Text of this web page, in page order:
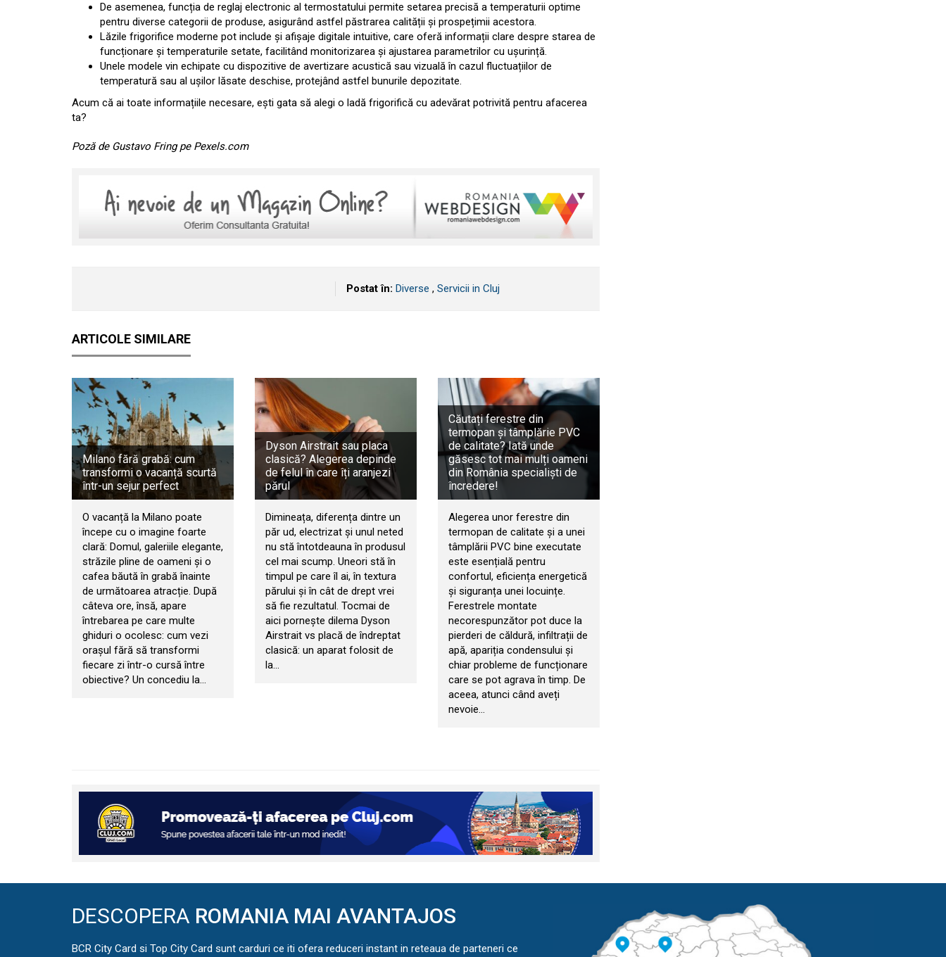
De asemenea, funcția de reglaj electronic al termostatului permite setarea precisă a temperaturii optime
pentru diverse categorii de produse, asigurând astfel păstrarea calității și prospețimii acestora.
Lăzile frigorifice moderne pot include și afișaje digitale intuitive, care oferă informații clare despre starea de
funcționare și temperaturile setate, facilitând monitorizarea și ajustarea parametrilor cu ușurință.
Unele modele vin echipate cu dispozitive de avertizare acustică sau vizuală în cazul fluctuațiilor de
temperatură sau al ușilor lăsate deschise, protejând astfel bunurile depozitate.
Acum că ai toate informațiile necesare, ești gata să alegi o ladă frigorifică cu adevărat potrivită pentru afacerea
ta?
Poză de Gustavo Fring pe Pexels.com
Postat în: Diverse , Servicii in Cluj
ARTICOLE SIMILARE
Milano fără grabă: cum
transformi o vacanță scurtă
într-un sejur perfect
O vacanță la Milano poate
începe cu o imagine foarte
clară: Domul, galeriile elegante,
străzile pline de oameni și o
cafea băută în grabă înainte
de următoarea atracție. După
câteva ore, însă, apare
întrebarea pe care multe
ghiduri o ocolesc: cum vezi
orașul fără să transformi
fiecare zi într-o cursă între
obiective? Un concediu la…
Dyson Airstrait sau placa
clasică? Alegerea depinde
de felul în care îți aranjezi
părul
Dimineața, diferența dintre un
păr ud, electrizat și unul neted
nu stă întotdeauna în produsul
cel mai scump. Uneori stă în
timpul pe care îl ai, în textura
părului și în cât de drept vrei
să fie rezultatul. Tocmai de
aici pornește dilema Dyson
Airstrait vs placă de îndreptat
clasică: un aparat folosit de
la…
Căutați ferestre din
termopan și tâmplărie PVC
de calitate? Iată unde
găsesc tot mai mulți oameni
din România specialiști de
încredere!
Alegerea unor ferestre din
termopan de calitate și a unei
tâmplării PVC bine executate
este esențială pentru
confortul, eficiența energetică
și siguranța unei locuințe.
Ferestrele montate
necorespunzător pot duce la
pierderi de căldură, infiltrații de
apă, apariția condensului și
chiar probleme de funcționare
care se pot agrava în timp. De
aceea, atunci când aveți
nevoie…
DESCOPERA ROMANIA MAI AVANTAJOS
BCR City Card si Top City Card sunt carduri ce iti ofera reduceri instant in reteaua de parteneri ce